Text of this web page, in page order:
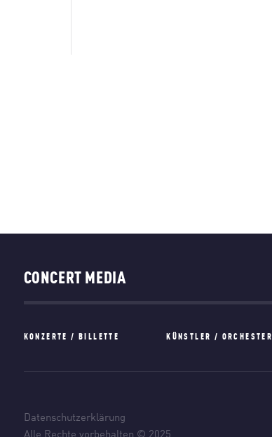
CONCERT MEDIA
KONZERTE / BILLETTE KÜNSTLER / ORCHESTER
Datenschutzerklärung